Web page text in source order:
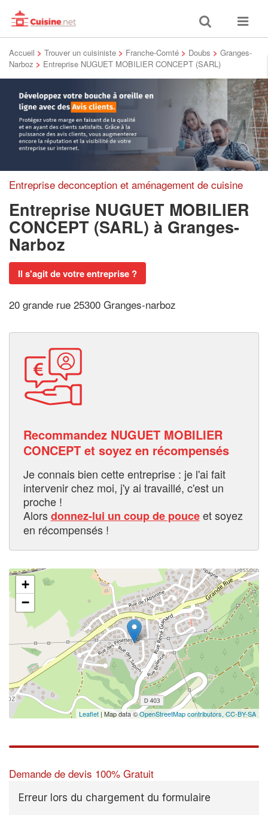
Toggle
search
Toggle
Accueil > Trouver un cuisiniste > Franche-Comté > Doubs > Granges-
Narboz > Entreprise NUGUET MOBILIER CONCEPT (SARL)
Entreprise deconception et aménagement de cuisine
Entreprise NUGUET MOBILIER
CONCEPT (SARL) à Granges-
Narboz
Il s'agit de votre entreprise ?
20 grande rue 25300 Granges-narboz
Recommandez NUGUET MOBILIER
CONCEPT et soyez en récompensés
Je connais bien cette entreprise : je l'ai fait
intervenir chez moi, j'y ai travaillé, c'est un
proche !
Alorsdonnez-lui un coup de pouceet soyez
en récompensés !
+
−
Leaflet | Map data ©OpenStreetMap contributors,CC-BY-SA
Demande de devis 100% Gratuit
Erreur lors du chargement du formulaire